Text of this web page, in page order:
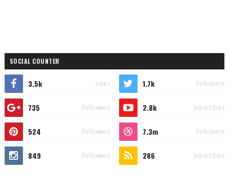
SOCIAL COUNTER
3.5k Likes 1.7k Followers
735 Followers 2.8k Subscribes
524 Followers 7.3m Followers
849 Followers 286 Subscribes